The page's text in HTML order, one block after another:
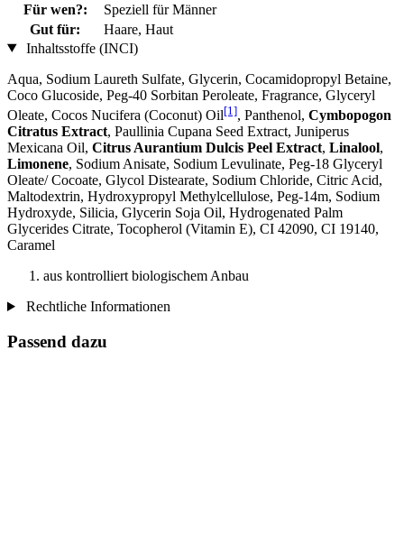
Für wen?:
Speziell für Männer
Gut für:
Haare, Haut
Inhaltsstoffe (INCI)
Aqua, Sodium Laureth Sulfate, Glycerin, Cocamidopropyl Betaine,
Coco Glucoside, Peg-40 Sorbitan Peroleate, Fragrance, Glyceryl
Oleate, Cocos Nucifera (Coconut) Oil[1], Panthenol, Cymbopogon
Citratus Extract, Paullinia Cupana Seed Extract, Juniperus
Mexicana Oil, Citrus Aurantium Dulcis Peel Extract, Linalool,
Limonene, Sodium Anisate, Sodium Levulinate, Peg-18 Glyceryl
Oleate/ Cocoate, Glycol Distearate, Sodium Chloride, Citric Acid,
Maltodextrin, Hydroxypropyl Methylcellulose, Peg-14m, Sodium
Hydroxyde, Silicia, Glycerin Soja Oil, Hydrogenated Palm
Glycerides Citrate, Tocopherol (Vitamin E), CI 42090, CI 19140,
Caramel
aus kontrolliert biologischem Anbau
Rechtliche Informationen
Passend dazu